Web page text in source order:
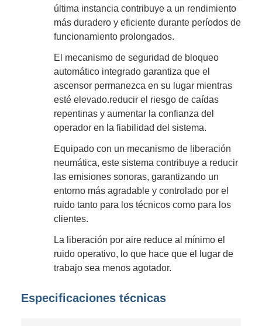
última instancia contribuye a un rendimiento
más duradero y eficiente durante períodos de
funcionamiento prolongados.
El mecanismo de seguridad de bloqueo
automático integrado garantiza que el
ascensor permanezca en su lugar mientras
esté elevado.reducir el riesgo de caídas
repentinas y aumentar la confianza del
operador en la fiabilidad del sistema.
Equipado con un mecanismo de liberación
neumática, este sistema contribuye a reducir
las emisiones sonoras, garantizando un
entorno más agradable y controlado por el
ruido tanto para los técnicos como para los
clientes.
La liberación por aire reduce al mínimo el
ruido operativo, lo que hace que el lugar de
trabajo sea menos agotador.
Especificaciones técnicas